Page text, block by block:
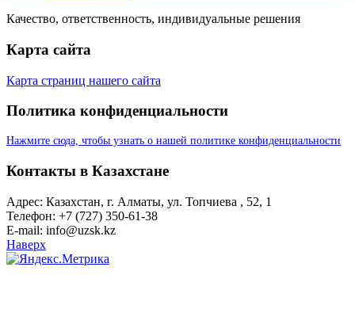
Качество, ответственность, индивидуальные решения
Карта сайта
Карта страниц нашего сайта
Политика конфиденциальности
Нажмите сюда, чтобы узнать о нашей политике конфиденциальности
Контакты в Казахстане
Адрес: Казахстан, г. Алматы, ул. Топчиева , 52, 1
Телефон: +7 (727) 350-61-38
E-mail: info@uzsk.kz
Наверх